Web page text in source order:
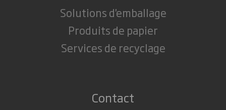
Solutions d'emballage
Produits de papier
Services de recyclage
Contact